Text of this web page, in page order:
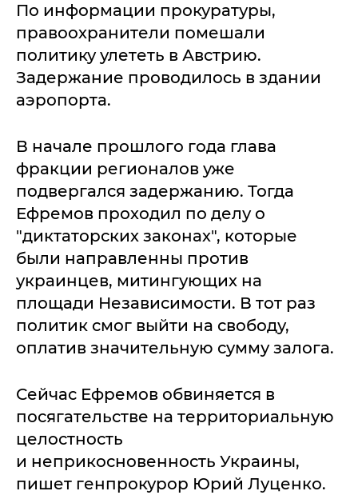
По информации прокуратуры,
правоохранители помешали
политику улететь в Австрию.
Задержание проводилось в здании
аэропорта.
В начале прошлого года глава
фракции регионалов уже
подвергался задержанию. Тогда
Ефремов проходил по делу о
"диктаторских законах", которые
были направленны против
украинцев, митингующих на
площади Независимости. В тот раз
политик смог выйти на свободу,
оплатив значительную сумму залога.
Сейчас Ефремов обвиняется в
посягательстве на территориальную
целостность
и неприкосновенность Украины,
пишет генпрокурор Юрий Луценко.